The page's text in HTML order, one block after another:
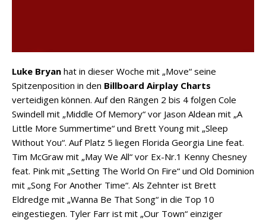
Luke Bryan hat in dieser Woche mit „Move“ seine
Spitzenposition in den Billboard Airplay Charts
verteidigen können. Auf den Rängen 2 bis 4 folgen Cole
Swindell mit „Middle Of Memory“ vor Jason Aldean mit „A
Little More Summertime“ und Brett Young mit „Sleep
Without You“. Auf Platz 5 liegen Florida Georgia Line feat.
Tim McGraw mit „May We All“ vor Ex-Nr.1 Kenny Chesney
feat. Pink mit „Setting The World On Fire“ und Old Dominion
mit „Song For Another Time“. Als Zehnter ist Brett
Eldredge mit „Wanna Be That Song“ in die Top 10
eingestiegen. Tyler Farr ist mit „Our Town“ einziger